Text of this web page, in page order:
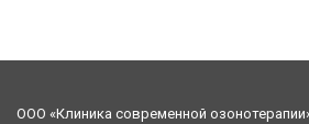
ООО «Клиника современной